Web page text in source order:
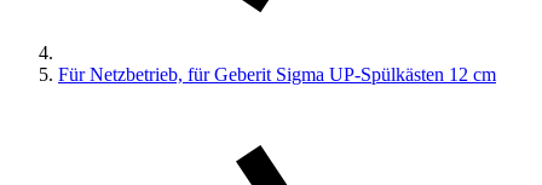
Für Netzbetrieb, für Geberit Sigma UP-Spülkästen 12 cm